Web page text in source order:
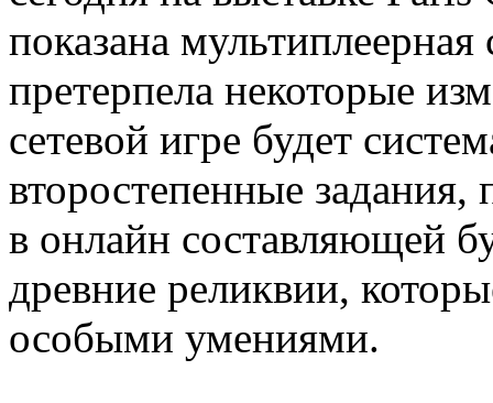
показана
претерпела некоторые
сетевой игре будет
второстепенные
в онлайн составляющей
древние реликвии,
особыми умениями.